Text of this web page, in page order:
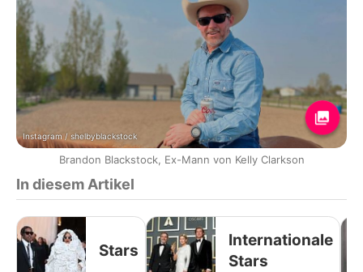
Instagram / shelbyblackstock
Brandon Blackstock, Ex-Mann von Kelly Clarkson
In diesem Artikel
Stars
Internationale
Stars